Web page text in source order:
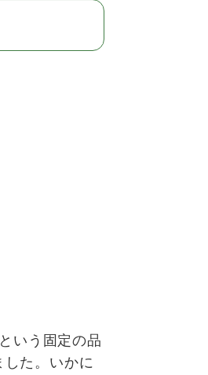
いう固定の品
た。いかに